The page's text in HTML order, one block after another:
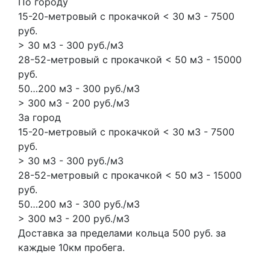
15-20-метровый с прокачкой < 30 м3 - 7500
руб.
> 30 м3 - 300 руб./м3
28-52-метровый с прокачкой < 50 м3 - 15000
руб.
50…200 м3 - 300 руб./м3
> 300 м3 - 200 руб./м3
За город
15-20-метровый с прокачкой < 30 м3 - 7500
руб.
> 30 м3 - 300 руб./м3
28-52-метровый с прокачкой < 50 м3 - 15000
руб.
50…200 м3 - 300 руб./м3
> 300 м3 - 200 руб./м3
Доставка за пределами кольца 500 руб. за
каждые 10км пробега.